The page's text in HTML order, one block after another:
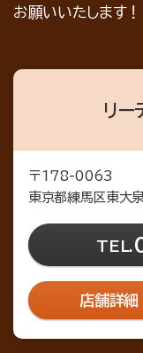
お願いいたします！
リー
〒178-0063
東京都練馬区東大
TEL.
店舗詳細